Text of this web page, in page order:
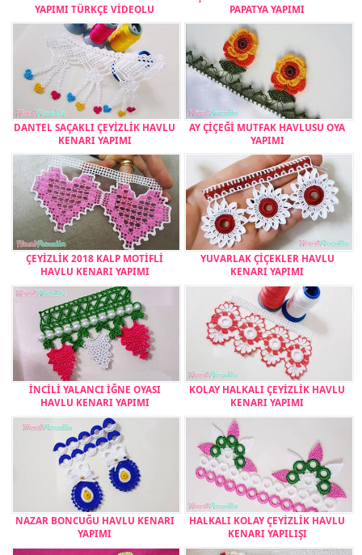
YAPIMI TÜRKÇE VİDEOLU
PAPATYA YAPIMI
DANTEL SAÇAKLI ÇEYİZLİK HAVLU
KENARI YAPIMI
AY ÇİÇEĞİ MUTFAK HAVLUSU OYA
YAPIMI
ÇEYİZLİK 2018 KALP MOTİFLİ
HAVLU KENARI YAPIMI
YUVARLAK ÇİÇEKLER HAVLU
KENARI YAPIMI
İNCİLİ YALANCI İĞNE OYASI
HAVLU KENARI YAPIMI
KOLAY HALKALI ÇEYİZLİK HAVLU
KENARI YAPIMI
NAZAR BONCUĞU HAVLU KENARI
YAPIMI
HALKALI KOLAY ÇEYİZLİK HAVLU
KENARI YAPILIŞI